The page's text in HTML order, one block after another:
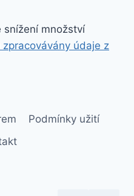
snížení množství
údaje z
Podmínky užití